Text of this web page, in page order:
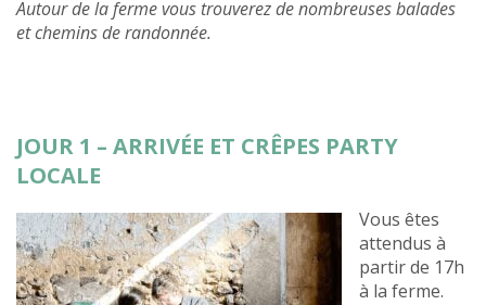
Autour de la ferme vous trouverez de nombreuses balades
et chemins de randonnée.
JOUR 1 – ARRIVÉE ET CRÊPES PARTY
LOCALE
Vous êtes
attendus à
partir de 17h
à la ferme.